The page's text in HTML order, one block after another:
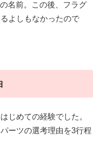
名前。この後、フラグ
よしもなかったので
じめての経験でした。
ーツの選考理由を3行程